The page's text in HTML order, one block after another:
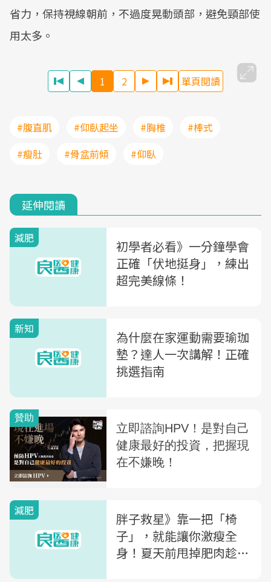
省力，保持視線朝前，不過度晃動頭部，避免頸部使
用太多。
1 2 單頁閱讀
#腹直肌 #仰臥起坐 #胸椎
#棒式
#瘦肚
#骨盆前傾 #仰臥
延伸閱讀
減肥
初學者必看》一分鐘學會
正確「伏地挺身」，練出
超完美線條！
新知
為什麼在家運動需要瑜珈
墊？達人一次講解！正確
挑選指南
減肥
胖子救星》靠一把「椅
子」，就能讓你激瘦全
身！夏天前甩掉肥肉趁現